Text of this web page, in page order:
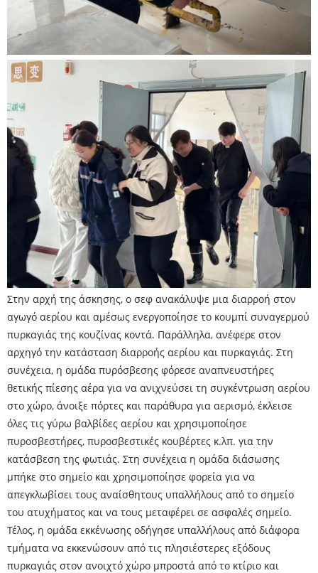
Στην αρχή της άσκησης, ο σεφ ανακάλυψε μια διαρροή στον
αγωγό αερίου και αμέσως ενεργοποίησε το κουμπί συναγερμού
πυρκαγιάς της κουζίνας κοντά. Παράλληλα, ανέφερε στον
αρχηγό την κατάσταση διαρροής αερίου και πυρκαγιάς. Στη
συνέχεια, η ομάδα πυρόσβεσης φόρεσε αναπνευστήρες
θετικής πίεσης αέρα για να ανιχνεύσει τη συγκέντρωση αερίου
στο χώρο, άνοιξε πόρτες και παράθυρα για αερισμό, έκλεισε
όλες τις γύρω βαλβίδες αερίου και χρησιμοποίησε
πυροσβεστήρες, πυροσβεστικές κουβέρτες κ.λπ. για την
κατάσβεση της φωτιάς. Στη συνέχεια η ομάδα διάσωσης
μπήκε στο σημείο και χρησιμοποίησε φορεία για να
απεγκλωβίσει τους αναίσθητους υπαλλήλους από το σημείο
του ατυχήματος και να τους μεταφέρει σε ασφαλές σημείο.
Τέλος, η ομάδα εκκένωσης οδήγησε υπαλλήλους από διάφορα
τμήματα να εκκενώσουν από τις πλησιέστερες εξόδους
πυρκαγιάς στον ανοιχτό χώρο μπροστά από το κτίριο και